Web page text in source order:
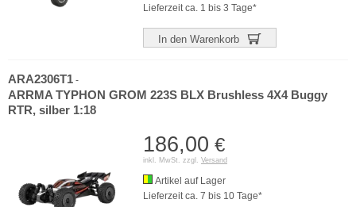
Lieferzeit ca. 1 bis 3 Tage*
In den Warenkorb
ARA2306T1 -
ARRMA TYPHON GROM 223S BLX Brushless 4X4 Buggy
RTR, silber 1:18
186,00 €
inkl. MwSt. zzgl. Versand
Artikel auf Lager
Lieferzeit ca. 7 bis 10 Tage*